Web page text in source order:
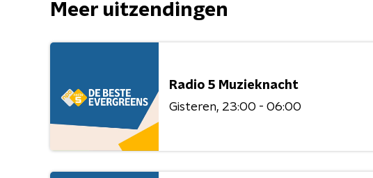
Meer uitzendingen
Radio 5 Muzieknacht
Gisteren 23:00 - 06:00